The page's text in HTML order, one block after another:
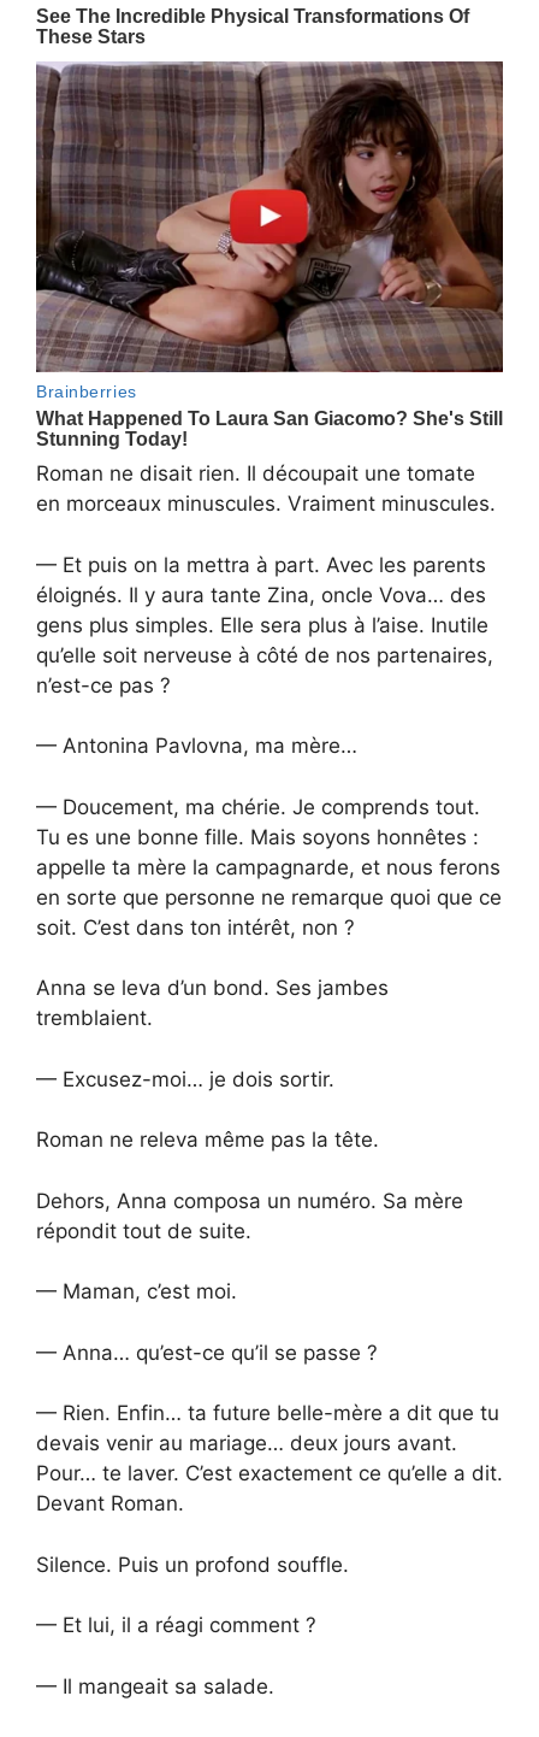
Roman ne disait rien. Il découpait une tomate
en morceaux minuscules. Vraiment minuscules.
— Et puis on la mettra à part. Avec les parents
éloignés. Il y aura tante Zina, oncle Vova… des
gens plus simples. Elle sera plus à l’aise. Inutile
qu’elle soit nerveuse à côté de nos partenaires,
n’est-ce pas ?
— Antonina Pavlovna, ma mère…
— Doucement, ma chérie. Je comprends tout.
Tu es une bonne fille. Mais soyons honnêtes :
appelle ta mère la campagnarde, et nous ferons
en sorte que personne ne remarque quoi que ce
soit. C’est dans ton intérêt, non ?
Anna se leva d’un bond. Ses jambes
tremblaient.
— Excusez-moi… je dois sortir.
Roman ne releva même pas la tête.
Dehors, Anna composa un numéro. Sa mère
répondit tout de suite.
— Maman, c’est moi.
— Anna… qu’est-ce qu’il se passe ?
— Rien. Enfin… ta future belle-mère a dit que tu
devais venir au mariage… deux jours avant.
Pour… te laver. C’est exactement ce qu’elle a dit.
Devant Roman.
Silence. Puis un profond souffle.
— Et lui, il a réagi comment ?
— Il mangeait sa salade.